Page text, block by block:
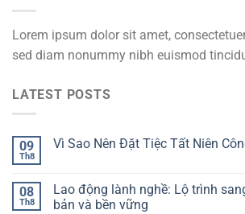
Lorem ipsum dolor sit amet,
sed diam nonummy nibh euismod
LATEST POSTS
09
Th8
Vì Sao Nên Đặt Tiệc Tất Niên
08
Th8
Lao động lành nghề: Lộ trình
bản và bền vững